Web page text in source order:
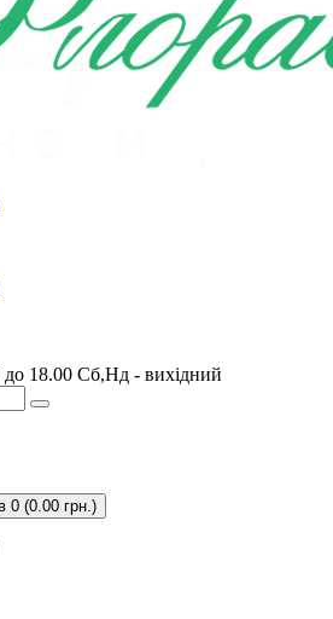
18.00 Сб,Нд - вихідний
0 (0.00 грн.)